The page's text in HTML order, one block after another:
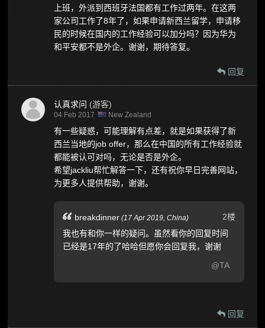
上班，外派到西班牙法国都有工作过两年。在这两
家公司工作了8年了，如果申请新西兰留学，申请移
民的时候在国内的工作经验可以加分吗？因为华为
和平安都不是外企。谢谢，期待答复。
回复
认真求问 (游客)
04 Feb 2017 New Zealand
有一些疑惑，可能理解有点差，就是如果获得了新
西兰当地的job offer，那么在中国的所有工作经验就
都能被认可对吗，无论是否是外企。
希望jackliu帮忙解答一下，还有祝你早日完善网站，
为更多人提供帮助，谢谢。
2楼
breakdinner (17 Apr 2019,China)
我也有和你一样的疑问。虽然看你的回复时间
已经是17年的了哈哈但愿你会回复我，谢谢
@TA
回复